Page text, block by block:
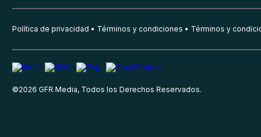
Política de privacidad Términos y condiciones Términos y
©2026 GFR Media, Todos los Derechos Reservados.